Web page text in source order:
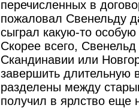
перечисленных в
пожаловал Свенельду
сыграл какую-то
Скорее всего,
Скандинавии или
завершить длительную
разделены между
получил в ярлство еще